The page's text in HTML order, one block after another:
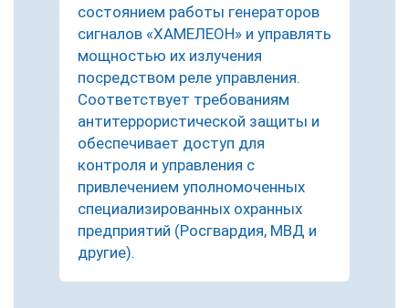
состоянием работы генераторов
сигналов «ХАМЕЛЕОН» и управлять
мощностью их излучения
посредством реле управления.
Соответствует требованиям
антитеррористической защиты и
обеспечивает доступ для
контроля и управления с
привлечением уполномоченных
специализированных охранных
предприятий (Росгвардия, МВД и
другие).